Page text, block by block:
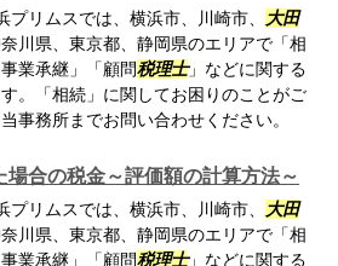
リムスでは、横浜市、川崎市、
大田
川県、東京都、静岡県のエリアで「相
業承継」「顧問税理士」などに関する
。「相続」に関してお困りのことがご
事務所までお問い合わせください。
場合の税金～評価額の計算方法～
リムスでは、横浜市、川崎市、
大田
川県、東京都、静岡県のエリアで「相
業承継」「顧問税理士」などに関する